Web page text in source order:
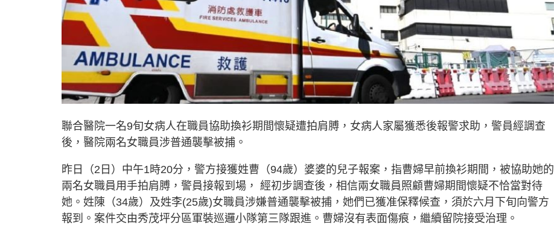
聯合醫院一名9旬女病人在職員協助換衫期間懷疑遭拍肩膊，女病人家屬獲悉後報警求助，警員經調查
後，醫院兩名女職員涉普通襲擊被捕。
昨日（2日）中午1時20分，警方接獲姓曹（94歲）婆婆的兒子報案，指曹婦早前換衫期間，被協助她的
兩名女職員用手拍肩膊，警員接報到場， 經初步調查後，相信兩女職員照顧曹婦期間懷疑不恰當對待
她。姓陳（34歲）及姓李(25歲)女職員涉嫌普通襲擊被捕，她們已獲准保釋候查，須於六月下旬向警方
報到。案件交由秀茂坪分區軍裝巡邏小隊第三隊跟進。曹婦沒有表面傷痕，繼續留院接受治理。